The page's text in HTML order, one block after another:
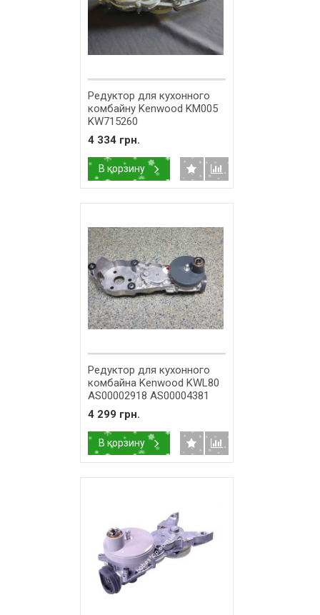
Редуктор для кухонного
комбайну Kenwood KM005
KW715260
4 334 грн.
В корзину
Редуктор для кухонного
комбайна Kenwood KWL80
AS00002918 AS00004381
4 299 грн.
В корзину